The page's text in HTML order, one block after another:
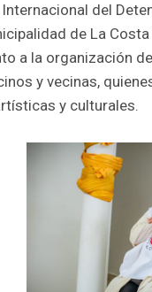
del
de La
a la organización
y vecinas,
y culturales.